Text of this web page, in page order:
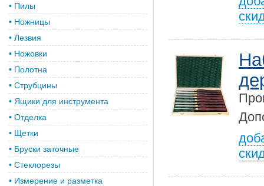
• Пилы
• Ножницы
• Лезвия
• Ножовки
• Полотна
• Струбцины
• Ящики для инструмента
• Отделка
• Щетки
• Бруски заточные
• Стеклорезы
• Измерение и разметка